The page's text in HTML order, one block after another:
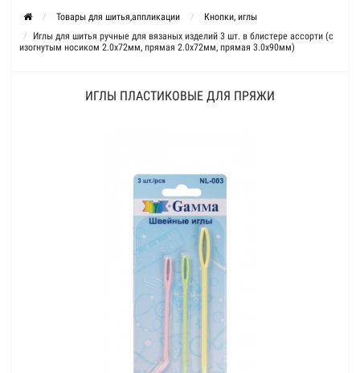
Товары для шитья,аппликации
Кнопки, иглы
Иглы для шитья ручные для вязаных изделий 3 шт. в блистере ассорти (c
изогнутым носиком 2.0х72мм, прямая 2.0х72мм, прямая 3.0х90мм)
ИГЛЫ ПЛАСТИКОВЫЕ ДЛЯ ПРЯЖИ